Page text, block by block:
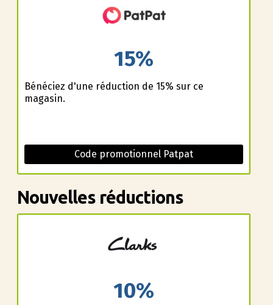
15%
Bénéficiez d'une réduction de 15% sur ce
magasin.
Code promotionnel Patpat
Nouvelles réductions
10%